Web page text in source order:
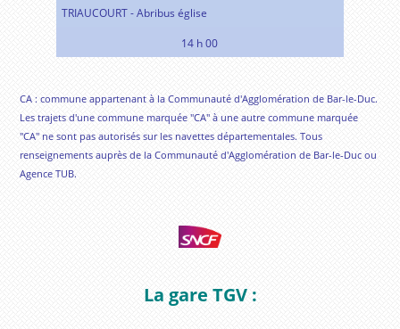
TRIAUCOURT - Abribus église
14 h 00
CA : commune appartenant à la Communauté d'Agglomération de Bar-le-Duc.
Les trajets d'une commune marquée "CA" à une autre commune marquée
"CA" ne sont pas autorisés sur les navettes départementales. Tous
renseignements auprès de la Communauté d'Agglomération de Bar-le-Duc ou
Agence TUB.
La gare TGV :